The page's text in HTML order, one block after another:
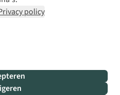
policy
Bever
B.V.